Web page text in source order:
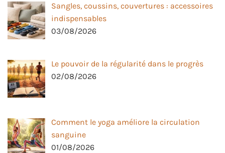
Sangles, coussins, couvertures : accessoires
indispensables
03/08/2026
Le pouvoir de la régularité dans le progrès
02/08/2026
Comment le yoga améliore la circulation
sanguine
01/08/2026